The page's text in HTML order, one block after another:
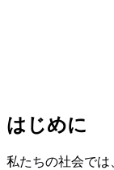
はじめに
私たちの社会で